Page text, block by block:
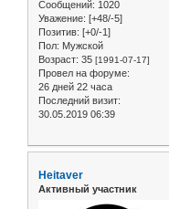
Сообщений: 1020
Уважение: [+48/-5]
Позитив: [+0/-1]
Пол: Мужской
Возраст: 35 [1991-07-17]
Провел на форуме:
26 дней 22 часа
Последний визит:
30.05.2019 06:39
Heitaver
Активный участник